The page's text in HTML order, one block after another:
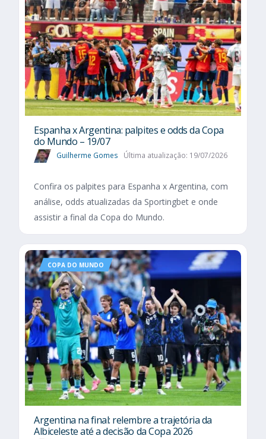
Espanha x Argentina: palpites e odds da Copa
do Mundo – 19/07
Guilherme Gomes Última atualização: 19/07/2026
Confira os palpites para Espanha x Argentina, com
análise, odds atualizadas da Sportingbet e onde
assistir a final da Copa do Mundo.
COPA DO MUNDO
Argentina na final: relembre a trajetória da
Albiceleste até a decisão da Copa 2026